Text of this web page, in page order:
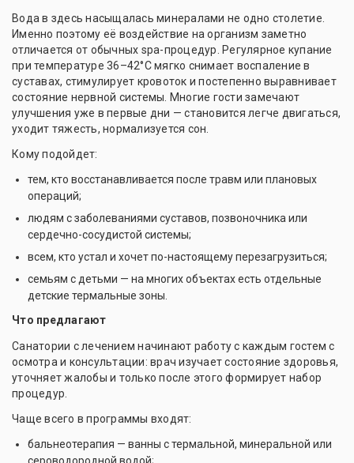
Вода в здесь насыщалась минералами не одно столетие.
Именно поэтому её воздействие на организм заметно
отличается от обычных spa-процедур. Регулярное купание
при температуре 36–42°C мягко снимает воспаление в
суставах, стимулирует кровоток и постепенно выравнивает
состояние нервной системы. Многие гости замечают
улучшения уже в первые дни — становится легче двигаться,
уходит тяжесть, нормализуется сон.
Кому подойдет:
тем, кто восстанавливается после травм или плановых
операций;
людям с заболеваниями суставов, позвоночника или
сердечно-сосудистой системы;
всем, кто устал и хочет по-настоящему перезагрузиться;
семьям с детьми — на многих объектах есть отдельные
детские термальные зоны.
Что предлагают
Санатории с лечением начинают работу с каждым гостем с
осмотра и консультации: врач изучает состояние здоровья,
уточняет жалобы и только после этого формирует набор
процедур.
Чаще всего в программы входят:
бальнеотерапия — ванны с термальной, минеральной или